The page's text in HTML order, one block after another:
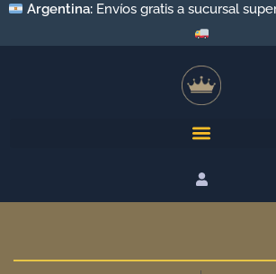
Argentina:Envíos a todo el país por
Argentino